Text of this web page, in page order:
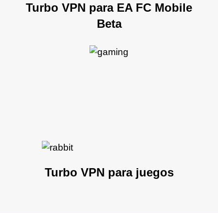
Turbo VPN para EA FC Mobile
Beta
Turbo VPN para juegos